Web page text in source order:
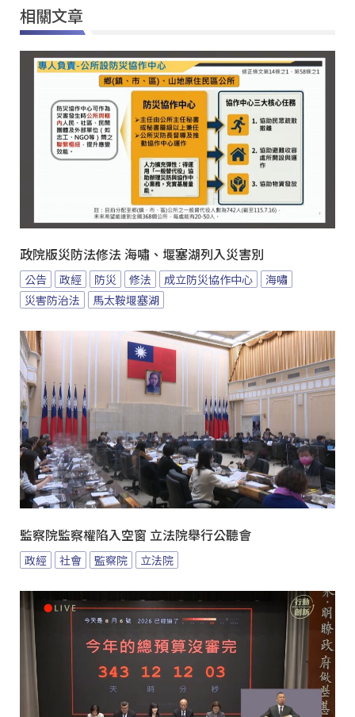
相關文章
政院版災防法修法 海嘯、堰塞湖列入災害別
公告 政經 防災 修法 成立防災協作中心
海嘯
災害防治法
馬太鞍堰塞湖
監察院監察權陷入空窗 立法院舉行公聽會
政經 社會 監察院 立法院